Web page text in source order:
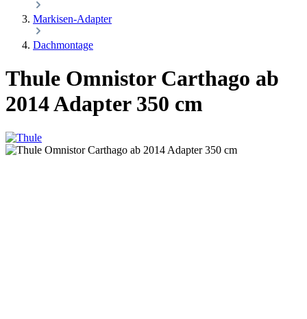
Markisen-Adapter
Dachmontage
Thule Omnistor Carthago ab
2014 Adapter 350 cm